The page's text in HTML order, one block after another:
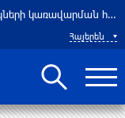
Բելառուսում պակասում է ԽՍՀՄ ժամանակների կառավարման համակարգը․ Լուկաշենկո
Հայերեն